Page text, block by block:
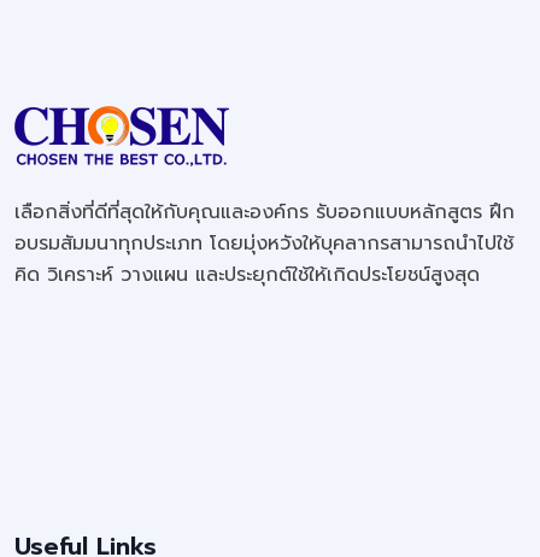
เลือกสิ่งที่ดีที่สุดให้กับคุณและองค์กร รับออกแบบหลักสูตร ฝึก
อบรมสัมมนาทุกประเภท โดยมุ่งหวังให้บุคลากรสามารถนำไปใช้
คิด วิเคราะห์ วางแผน และประยุกต์ใช้ให้เกิดประโยชน์สูงสุด
Useful Links